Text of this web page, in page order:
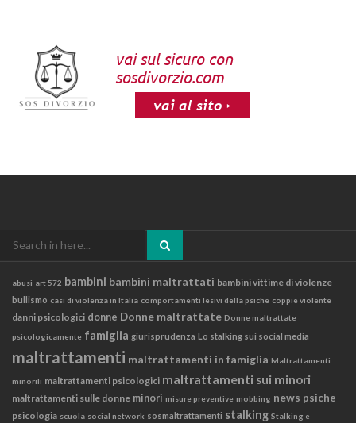
Search
abusi art 572 bambini bambini maltrattati bambini vittime di violenze
bullismo casi di violenza in Italia comportamenti lesivi della psiche coppie violente
danni psicologici donne Donne maltrattate Donne maltrattate
psicologicamente famiglia giurisprudenza Lo stalking sui social media
maltrattamenti maltrattamenti in famiglia Maltrattamenti
minorili maltrattamenti psicologici maltrattamenti sui minori
maltrattamenti sulle donne minori misure preventive mobbing news psiche
psicologia scuola social network sosmaltrattamenti stalking Stalking e